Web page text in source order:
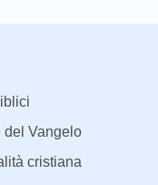
del Vangelo
cristiana